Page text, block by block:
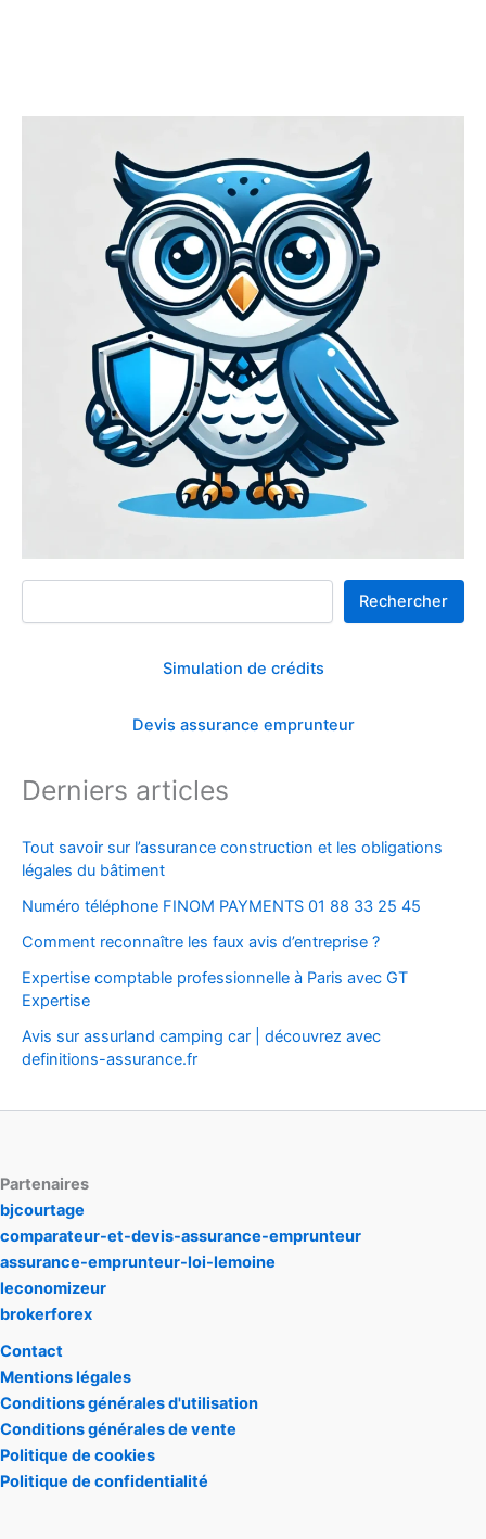
Rechercher
Rechercher
Simulation de crédits
Devis assurance emprunteur
Derniers articles
Tout savoir sur l’assurance construction et les obligations
légales du bâtiment
Numéro téléphone FINOM PAYMENTS 01 88 33 25 45
Comment reconnaître les faux avis d’entreprise ?
Expertise comptable professionnelle à Paris avec GT
Expertise
Avis sur assurland camping car | découvrez avec
definitions-assurance.fr
Partenaires
bjcourtage
comparateur-et-devis-assurance-emprunteur
assurance-emprunteur-loi-lemoine
leconomizeur
brokerforex
Contact
Mentions légales
Conditions générales d'utilisation
Conditions générales de vente
Politique de cookies
Politique de confidentialité